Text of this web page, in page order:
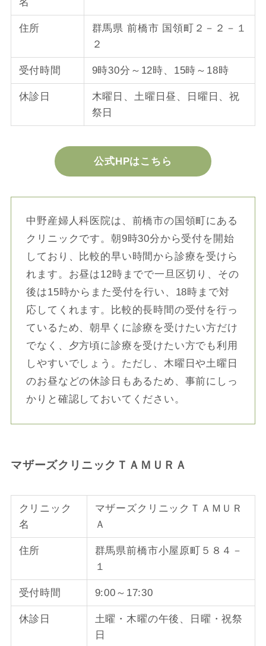
住所
群馬県 前橋市 国領町２－２－１
２
受付時間 9時30分～12時、15時～18時
休診日
木曜日、土曜日昼、日曜日、祝
祭日
公式HPはこちら
中野産婦人科医院は、前橋市の国領町にある
クリニックです。朝9時30分から受付を開始
しており、比較的早い時間から診療を受けら
れます。お昼は12時までで一旦区切り、その
後は15時からまた受付を行い、18時まで対
応してくれます。比較的長時間の受付を行っ
ているため、朝早くに診療を受けたい方だけ
でなく、夕方頃に診療を受けたい方でも利用
しやすいでしょう。ただし、木曜日や土曜日
のお昼などの休診日もあるため、事前にしっ
かりと確認しておいてください。
マザーズクリニックＴＡＭＵＲＡ
クリニック
名
マザーズクリニックＴＡＭＵＲ
Ａ
住所
群馬県前橋市小屋原町５８４－
１
受付時間 9:00～17:30
休診日
土曜・木曜の午後、日曜・祝祭
日